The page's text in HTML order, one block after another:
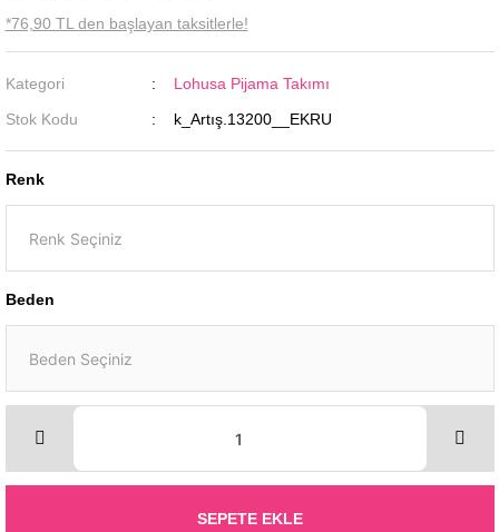
*76,90 TL den başlayan taksitlerle!
Kategori
Lohusa Pijama Takımı
Stok Kodu
k_Artış.13200__EKRU
Renk
Beden
SEPETE EKLE